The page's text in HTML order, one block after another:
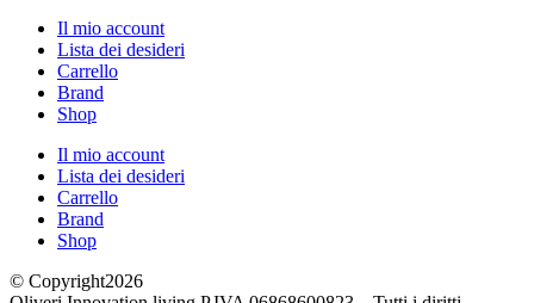
Il mio account
Lista dei desideri
Carrello
Brand
Shop
Il mio account
Lista dei desideri
Carrello
Brand
Shop
© Copyright2026